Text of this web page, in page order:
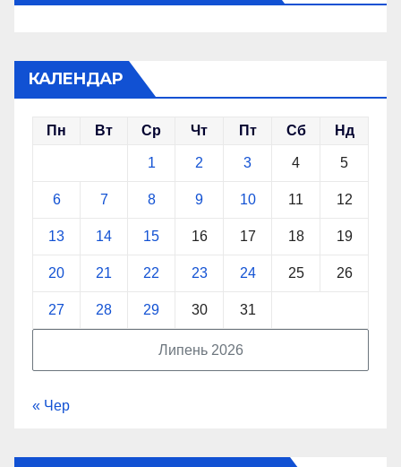
КАЛЕНДАР
Липень 2026
Пн Вт Ср Чт Пт Сб Нд
1 2 3 4 5
6 7 8 9 10 11 12
13 14 15 16 17 18 19
20 21 22 23 24 25 26
27 28 29 30 31
« Чер